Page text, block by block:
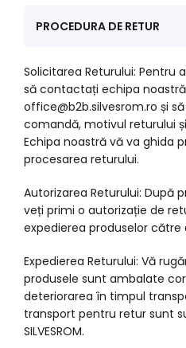
PROCEDURA DE RETUR
Solicitarea Returului: Pentru
să contactați echipa
office@b2b.silvesrom.ro și
comandă, motivul returului
Echipa noastră vă va ghida
procesarea returului.
Autorizarea Returului: După
veți primi o autorizație de
expedierea produselor către
Expedierea Returului: Vă
produsele sunt ambalate
deteriorarea în timpul
transport pentru retur sunt
SILVESROM.